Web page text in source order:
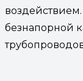
безнапорной